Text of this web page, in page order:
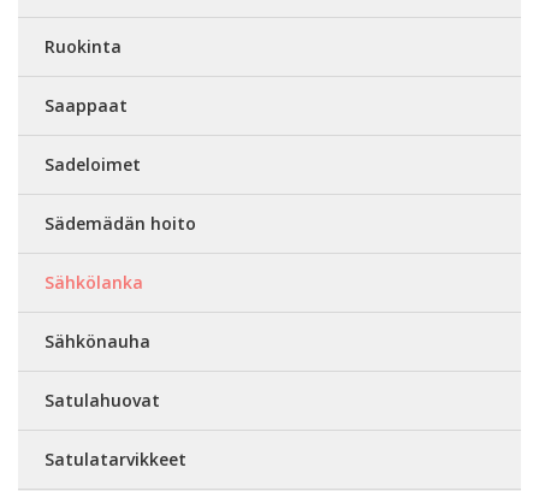
Ruokinta
Saappaat
Sadeloimet
Sädemädän hoito
Sähkölanka
Sähkönauha
Satulahuovat
Satulatarvikkeet